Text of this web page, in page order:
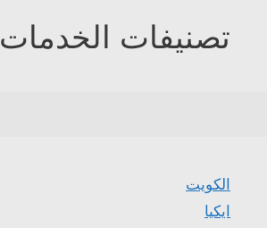
تصنيفات الخدمات
الكويت
ايكيا